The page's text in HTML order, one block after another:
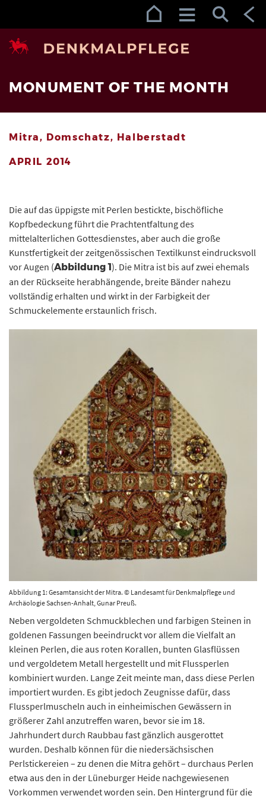
MONUMENT OF THE MONTH
Mitra, Domschatz, Halberstadt
APRIL 2014
Die auf das üppigste mit Perlen bestickte, bischöfliche
Kopfbedeckung führt die Prachtentfaltung des
mittelalterlichen Gottesdienstes, aber auch die große
Kunstfertigkeit der zeitgenössischen Textilkunst eindrucksvoll
vor Augen (Abbildung 1 ). Die Mitra ist bis auf zwei ehemals
an der Rückseite herabhängende, breite Bänder nahezu
vollständig erhalten und wirkt in der Farbigkeit der
Schmuckelemente erstaunlich frisch.
Abbildung 1: Gesamtansicht der Mitra. © Landesamt für Denkmalpflege und
Archäologie Sachsen-Anhalt, Gunar Preuß.
Neben vergoldeten Schmuckblechen und farbigen Steinen in
goldenen Fassungen beeindruckt vor allem die Vielfalt an
kleinen Perlen, die aus roten Korallen, bunten Glasflüssen
und vergoldetem Metall hergestellt und mit Flussperlen
kombiniert wurden. Lange Zeit meinte man, dass diese Perlen
importiert wurden. Es gibt jedoch Zeugnisse dafür, dass
Flussperlmuscheln auch in einheimischen Gewässern in
größerer Zahl anzutreffen waren, bevor sie im 18.
Jahrhundert durch Raubbau fast gänzlich ausgerottet
wurden. Deshalb können für die niedersächsischen
Perlstickereien – zu denen die Mitra gehört – durchaus Perlen
etwa aus den in der Lüneburger Heide nachgewiesenen
Vorkommen verwendet worden sein. Den Hintergrund für die